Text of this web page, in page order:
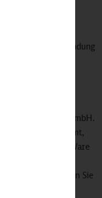
unter
eine Versendung
wir die
Heidelberg GmbH.
ankommt,
Besteht die Ware
vor der
her und benutzen Sie
technischen